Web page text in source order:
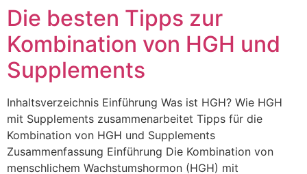
Die besten Tipps zur
Kombination von HGH und
Supplements
Inhaltsverzeichnis Einführung Was ist HGH? Wie HGH
mit Supplements zusammenarbeitet Tipps für die
Kombination von HGH und Supplements
Zusammenfassung Einführung Die Kombination von
menschlichem Wachstumshormon (HGH) mit